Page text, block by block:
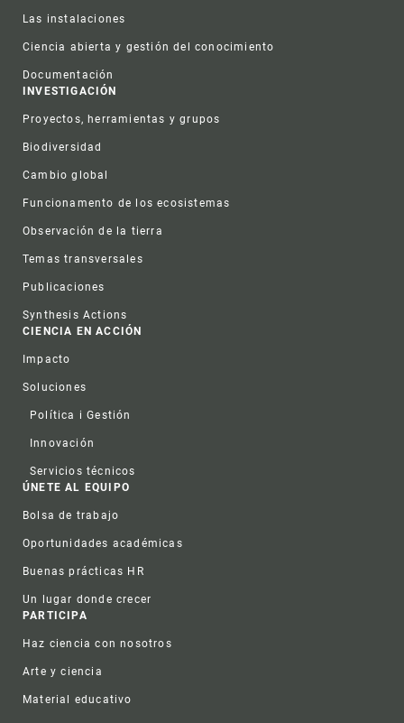
Las instalaciones
Ciencia abierta y gestión del conocimiento
Documentación
INVESTIGACIÓN
Proyectos, herramientas y grupos
Biodiversidad
Cambio global
Funcionamento de los ecosistemas
Observación de la tierra
Temas transversales
Publicaciones
Synthesis Actions
CIENCIA EN ACCIÓN
Impacto
Soluciones
Política i Gestión
Innovación
Servicios técnicos
ÚNETE AL EQUIPO
Bolsa de trabajo
Oportunidades académicas
Buenas prácticas HR
Un lugar donde crecer
PARTICIPA
Haz ciencia con nosotros
Arte y ciencia
Material educativo